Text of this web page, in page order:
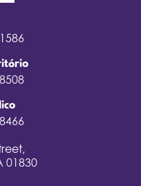
01830